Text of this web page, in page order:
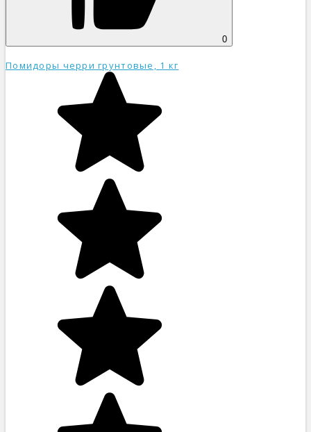
0
Помидоры черри грунтовые, 1 кг